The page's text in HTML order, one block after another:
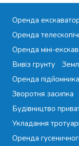
Оренда
Оренда
Оренда міні-
Вивіз грунту
Оренда підйомника
Зворотня засипка
Будівництво
Укладання
Оренда